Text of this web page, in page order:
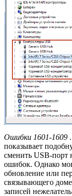
Ошибки 1601-1609
показывает
сменить USB-порт
ошибок. Однако
обновление или
связывающего
записей